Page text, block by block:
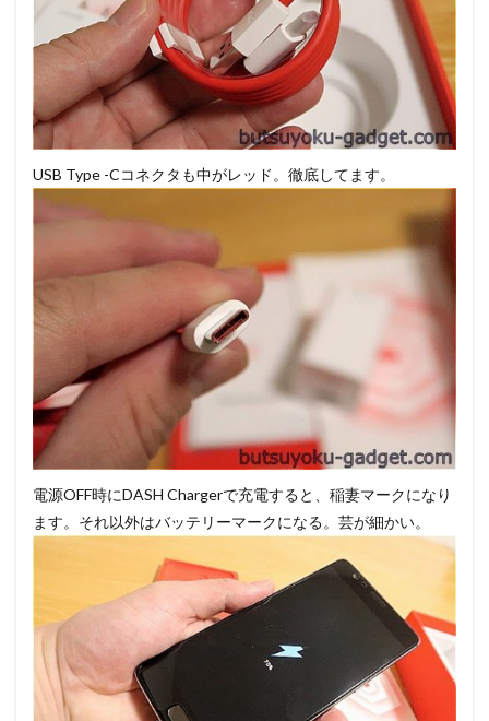
USB Type -Cコネクタも中がレッド。徹底してます。
電源OFF時にDASH Chargerで充電すると、稲妻マークになり
ます。それ以外はバッテリーマークになる。芸が細かい。